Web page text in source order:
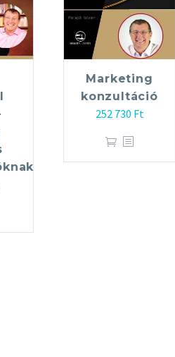
Marketing
konzultáció
252 730 Ft